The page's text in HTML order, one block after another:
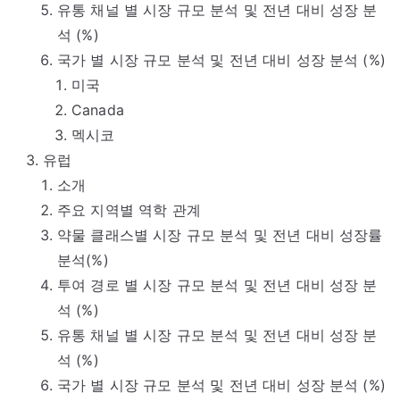
유통 채널 별 시장 규모 분석 및 전년 대비 성장 분
석 (%)
국가 별 시장 규모 분석 및 전년 대비 성장 분석 (%)
미국
Canada
멕시코
유럽
소개
주요 지역별 역학 관계
약물 클래스별 시장 규모 분석 및 전년 대비 성장률
분석(%)
투여 경로 별 시장 규모 분석 및 전년 대비 성장 분
석 (%)
유통 채널 별 시장 규모 분석 및 전년 대비 성장 분
석 (%)
국가 별 시장 규모 분석 및 전년 대비 성장 분석 (%)